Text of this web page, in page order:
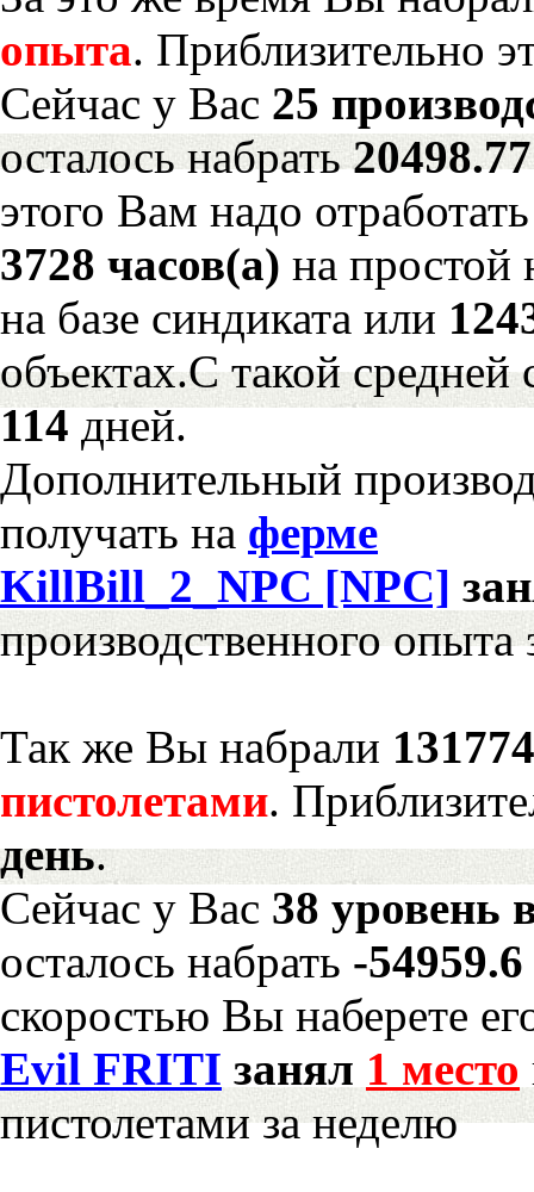
опыта. Приблизительно
Сейчас у Вас 25
осталось набрать
этого Вам надо отработать
3728 часов(а) на
на базе синдиката или
объектах.С такой средней
114дней.
Дополнительный
получать на ферме
KillBill_2_NPC [NPC]
производственного опыта
Так же Вы набрали
пистолетами.
день.
Сейчас у Вас 38 уровень
осталось набрать -54959.6
скоростью Вы наберете
Evil FRITI занял 1 место
пистолетами за неделю